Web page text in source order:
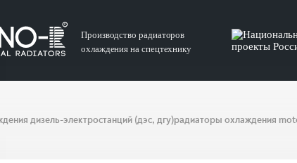
Производство радиаторов
охлаждения на спецтехнику
дизель-электростанций (дэс, дгу)радиаторы охлаждения